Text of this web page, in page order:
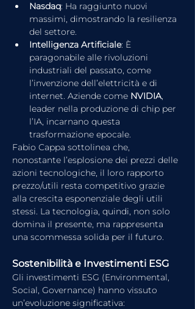
Nasdaq: Ha raggiunto nuovi
massimi, dimostrando la resilienza
del settore.
Intelligenza Artificiale: È
paragonabile alle rivoluzioni
industriali del passato, come
l’invenzione dell’elettricità e di
internet. Aziende come NVIDIA,
leader nella produzione di chip per
l’IA, incarnano questa
trasformazione epocale.
Fabio Cappa sottolinea che,
nonostante l’esplosione dei prezzi delle
azioni tecnologiche, il loro rapporto
prezzo/utili resta competitivo grazie
alla crescita esponenziale degli utili
stessi. La tecnologia, quindi, non solo
domina il presente, ma rappresenta
una scommessa solida per il futuro.
Sostenibilità e Investimenti ESG
Gli investimenti ESG (Environmental,
Social, Governance) hanno vissuto
un’evoluzione significativa: